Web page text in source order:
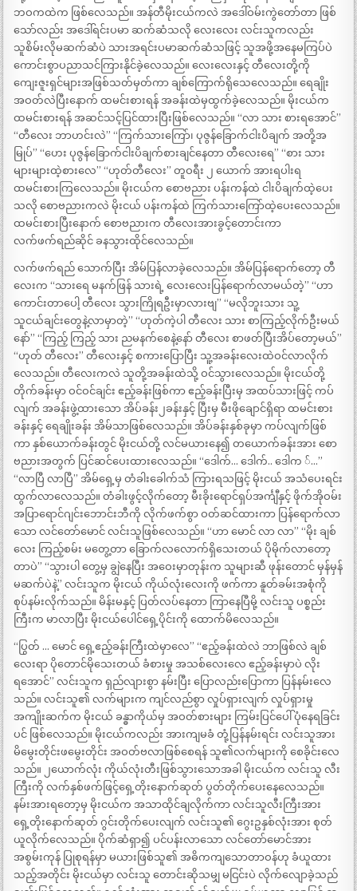
ဘဝကထဲက ဖြစ်လေသည်။ အန်တီမိုးငယ်ကလဲ အဒေါ်ဝမ်းကွဲတော်တာ ဖြစ်
သော်လည်း အဒေါ်ရင်းပမာ ဆက်ဆံသလို လေးလေး လင်းသူကလည်း
သူစိမ်းလိုမဆက်ဆံပဲ သားအရင်းပမာဆက်ဆံသဖြင့် သူအဖို့အနေမကြပ်ပဲ
ကောင်းစွာပညာသင်ကြားနိုင်ခဲ့လေသည်။ လေးလေးနှင့် တီလေးတို့ကို
ကျေးဇူးရှင်များအဖြစ်သတ်မှတ်ကာ ချစ်ကြောက်ရိုသေလေသည်။ ရေချိုး
အဝတ်လဲပြီးနောက် ထမင်းစားရန် အခန်းထဲမှထွက်ခဲ့လေသည်။ မိုးငယ်က
ထမင်းစားရန် အဆင်သင့်ပြင်ထားပြီးဖြစ်လေသည်။ “လာ သား စားရအောင်”
“တီလေး ဘာဟင်းလဲ” “ကြက်သားကြော်၊ ပုဇွန်ခြောက်ငါးပိချက် အတို့အ
မြုပ်” “ဟေး ပုဇွန်ခြောက်ငါးပိချက်စားချင်နေတာ တီလေးရေ” “စား သား
များများထဲ့စားလေ” “ဟုတ်တီလေး” တူဝရီး ၂ ယောက် အားရပါးရ
ထမင်းစားကြလေသည်။ မိုးငယ်က စောဗညား ပန်းကန်ထဲ ငါးပိချက်ထဲ့ပေး
သလို စောဗညားကလဲ မိုးငယ် ပန်းကန်ထဲ ကြက်သားကြော်ထဲ့ပေးလေသည်။
ထမင်းစားပြီးနောက် စောဗညားက တီလေးအားခွင့်တောင်းကာ
လက်ဖက်ရည်ဆိုင် ခနသွားထိုင်လေသည်။
လက်ဖက်ရည် သောက်ပြီး အိမ်ပြန်လာခဲ့လေသည်။ အိမ်ပြန်ရောက်တော့ တီ
လေးက “သားရေ မနက်ဖြန် သားရဲ့ လေးလေးပြန်ရောက်လာမယ်တဲ့” “ဟာ
ကောင်းတာပေါ့ တီလေး သွားကြိုရဦးမှာလားဗျ” “မလိုဘူးသား သူ့
သူငယ်ချင်းတွေနဲ့လာမှာတဲ့” “ဟုတ်ကဲ့ပါ တီလေး သား စာကြည့်လိုက်ဦးမယ်
နော်” “ကြည့် ကြည့် သား ညမနက်စေနဲ့နော် တီလေး စာဖတ်ပြီးအိပ်တော့မယ်”
“ဟုတ် တီလေး” တီလေးနှင့် စကားပြောပြီး သူ့အခန်းလေးထဲဝင်လာလိုက်
လေသည်။ တီလေးကလဲ သူတို့အခန်းထဲသို့ ဝင်သွားလေသည်။ မိုးငယ်တို့
တိုက်ခန်းမှာ ဝင်ဝင်ချင်း ဧည့်ခန်းဖြစ်ကာ ဧည့်ခန်းပြီးမှ အထပ်သားဖြင့် ကပ်
လျက် အခန်းဖွဲ့ထားသော အိပ်ခန်း၂ခန်းနှင့် ပြီးမှ မီးဖိုချောင်ရှိရာ ထမင်းစား
ခန်းနှင့် ရေချိုးခန်း အိမ်သာဖြစ်လေသည်။ အိပ်ခန်းနှစ်ခုမှာ ကပ်လျက်ဖြစ်
ကာ နှစ်ယောက်ခန်းတွင် မိုးငယ်တို့ လင်မယားနေ၍ တယောက်ခန်းအား စော
ဗညားအတွက် ပြင်ဆင်ပေးထားလေသည်။ “ဒေါက်… ဒေါက်.. ဒေါက ်…”
“လာပြီ လာပြီ” အိမ်ရှေ့မှ တံခါးခေါက်သံ ကြားရသဖြင့် မိုးငယ် အသံပေးရင်း
ထွက်လာလေသည်။ တံခါးဖွင့်လိုက်တော့ မီးခိုးရောင်ရှပ်အင်္ကျီနှင့် ဖိုက်အိုဝမ်း
အပြာရောင်ဂျင်းဘောင်းဘီကို လိုက်ဖက်စွာ ဝတ်ဆင်ထားကာ ပြန်ရောက်လာ
သော လင်တော်မောင် လင်းသူဖြစ်လေသည်။ “ဟာ မောင် လာ လာ” “မိုး ချစ်
လေး ကြည့်စမ်း မတွေ့တာ ခြောက်လလောက်ရှိသေးတယ် ပိုမိုက်လာတော့
တာပဲ” “သွားပါ တွေ့မှ ချွဲနေပြီး အဝေးမှာတုန်းက သူများဆီ ဖုန်းတောင် မှန်မှန်
မဆက်ပဲနဲ့” လင်းသူက မိုးငယ် ကိုယ်လုံးလေးကို ဖက်ကာ နူတ်ခမ်းအစုံကို
စုပ်နမ်းလိုက်သည်။ မိန်းမနှင့် ပြတ်လပ်နေတာ ကြာနေပြီမို့ လင်းသူ ပစ္စည်း
ကြီးက မာလာပြီး မိုးငယ်ပေါင်ရှေ့ပိုင်းကို ထောက်မိလေသည်။
“ပြွတ် … မောင် ရှေ့ဧည့်ခန်းကြီးထဲမှာလေ” “ဧည့်ခန်းထဲလဲ ဘာဖြစ်လဲ ချစ်
လေးရာ ပိုတောင်မိုသေးတယ် ခံစားမှု အသစ်လေးလေ ဧည့်ခန်းမှာပဲ လိုး
ရအောင်” လင်းသူက ရှည်လျားစွာ နမ်းပြီး ပြောလည်းပြောကာ ပြန်နမ်းလေ
သည်။ လင်းသူ၏ လက်များက ကျင်လည်စွာ လှုပ်ရှားလျက် လှုပ်ရှားမှု
အကျိုးဆက်က မိုးငယ် ခန္ဓာကိုယ်မှ အဝတ်စားများ ကြမ်းပြင်ပေါ် ပုံနေရခြင်း
ပင် ဖြစ်လေသည်။ မိုးငယ်ကလည်း အားကျမခံ တုံ့ပြန်နမ်းရင်း လင်းသူအား
မိမွေးတိုင်းဖမွေးတိုင်း အဝတ်ဗလာဖြစ်စေရန် သူ၏လက်များကို စေခိုင်းလေ
သည်။ ၂ယောက်လုံး ကိုယ်လုံးတီးဖြစ်သွားသောအခါ မိုးငယ်က လင်းသူ လီး
ကြီးကို လက်နှစ်ဖက်ဖြင့်ရှေ့တိုးနောက်ဆုတ် ပွတ်တိုက်ပေးနေလေသည်။
နမ်းအားရတော့မှ မိုးငယ်က အသာထိုင်ချလိုက်ကာ လင်းသူလီးကြီးအား
ရှေ့တိုးနောက်ဆုတ် ဂွင်းတိုက်ပေးလျက် လင်းသူ၏ ဂွေးဥနှစ်လုံးအား စုတ်
ယူလိုက်လေသည်။ ပိုက်ဆံရှာ၍ ပင်ပန်းလာသော လင်တော်မောင်အား
အစွမ်းကုန် ပြုစုရန်မှာ မယားဖြစ်သူ၏ အဓိကကျသောတာဝန်ဟု ခံယူထား
သည့်အတိုင်း မိုးငယ်မှာ လင်းသူ တောင်းဆိုသမျှ မငြင်းပဲ လိုက်လျောခဲ့သည်